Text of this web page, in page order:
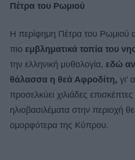
Πέτρα του Ρωμιού
Η περίφημη Πέτρα του Ρωμιού
πιο εμβληματικά τοπία του
την ελληνική μυθολογία, εδώ
θάλασσα η θεά Αφροδίτη, γι’
προσελκύει χιλιάδες
ηλιοβασιλέματα στην περιοχή
ομορφότερα της Κύπρου.